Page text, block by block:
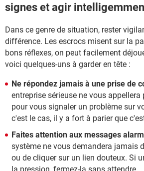
signes et agir
Dans ce genre de situation, rester
différence. Les escrocs misent sur la
bons réflexes, on peut facilement
voici quelques-uns à garder en tête :
Ne répondez jamais à une prise de
entreprise sérieuse ne vous
pour vous signaler un problème sur
c'est le cas, il y a fort à parier que
Faites attention aux messages
système ne vous demandera jamais
ou de cliquer sur un lien douteux. Si